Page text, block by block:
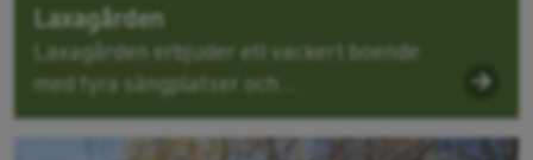
Laxagården
Laxagården erbjuder ett vackert boende
med fyra sängplatser och...